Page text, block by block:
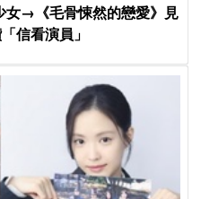
女→《毛骨悚然的戀愛》見
信看演員」